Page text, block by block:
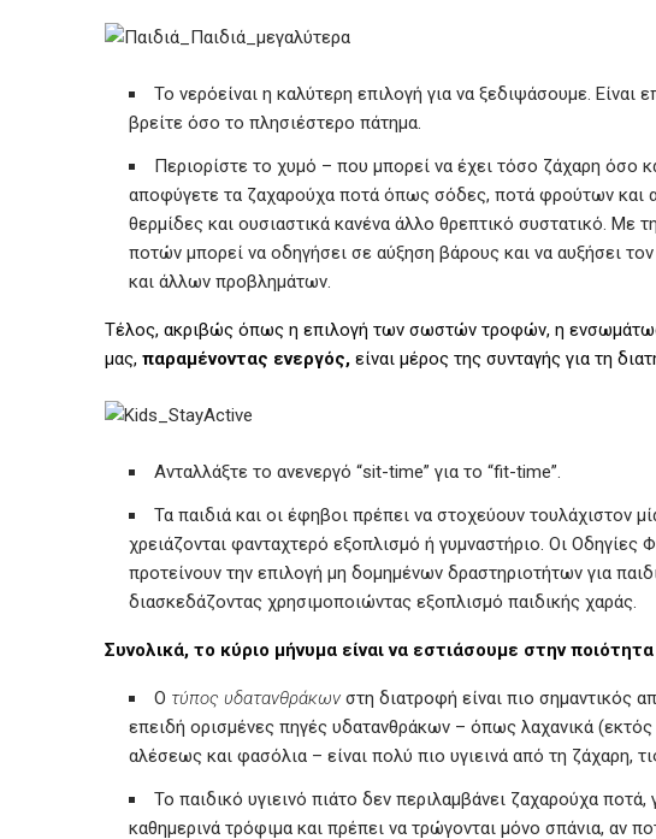
Το νερόείναι η καλύτερη επιλογή για να ξεδιψάσουμε. Είναι
βρείτε όσο το πλησιέστερο πάτημα.
Περιορίστε το χυμό – που μπορεί να έχει τόσο ζάχαρη όσο
αποφύγετε τα ζαχαρούχα ποτά όπως σόδες, ποτά φρούτων και
θερμίδες και ουσιαστικά κανένα άλλο θρεπτικό συστατικό.
ποτών μπορεί να οδηγήσει σε αύξηση βάρους και να αυξήσει
και άλλων προβλημάτων.
Τέλος, ακριβώς όπως η επιλογή των σωστών τροφών, η
μας, παραμένοντας ενεργός, είναι μέρος της συνταγής για τη
Ανταλλάξτε το ανενεργό “sit-time” για το “fit-time”.
Τα παιδιά και οι έφηβοι πρέπει να στοχεύουν τουλάχιστον
χρειάζονται φανταχτερό εξοπλισμό ή γυμναστήριο. Οι Οδηγίες
προτείνουν την επιλογή μη δομημένων δραστηριοτήτων για
διασκεδάζοντας χρησιμοποιώντας εξοπλισμό παιδικής χαράς.
Συνολικά, το κύριο μήνυμα είναι να εστιάσουμε στην
Ο τύπος υδατανθράκων στη διατροφή είναι πιο σημαντικός
επειδή ορισμένες πηγές υδατανθράκων – όπως λαχανικά
αλέσεως και φασόλια – είναι πολύ πιο υγιεινά από τη ζάχαρη,
Το παιδικό υγιεινό πιάτο δεν περιλαμβάνει ζαχαρούχα
καθημερινά τρόφιμα και πρέπει να τρώγονται μόνο σπάνια, αν